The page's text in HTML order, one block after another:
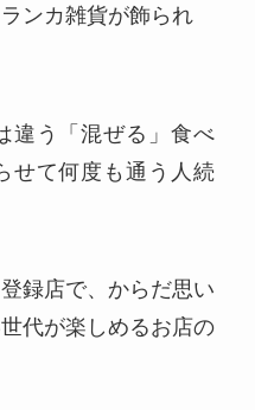
ンカ雑貨が飾られ
違う「混ぜる」食べ
せて何度も通う人続
録店で、からだ思い
代が楽しめるお店の